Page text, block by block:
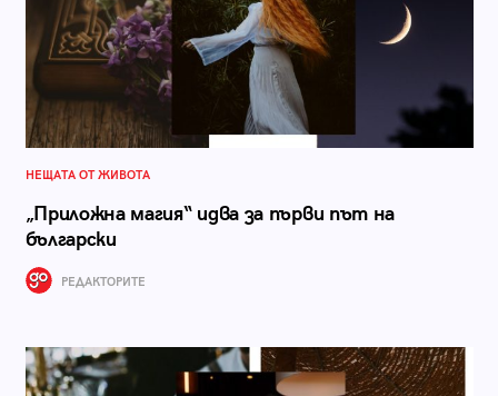
НЕЩАТА ОТ ЖИВОТА
„Приложна магия“ идва за първи път на
български
РЕДАКТОРИТЕ